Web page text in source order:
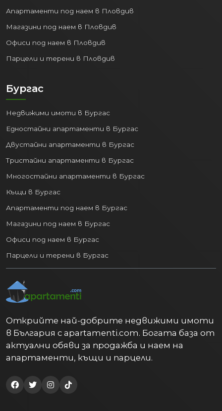
Апартаменти под наем в Пловдив
Магазини под наем в Пловдив
Офиси под наем в Пловдив
Парцели и терени в Пловдив
Бургас
Недвижими имоти в Бургас
Едностайни апартаменти в Бургас
Двустайни апартаменти в Бургас
Тристайни апартаменти в Бургас
Многостайни апартаменти в Бургас
Къщи в Бургас
Апартаменти под наем в Бургас
Магазини под наем в Бургас
Офиси под наем в Бургас
Парцели и терени в Бургас
Открийте най-добрите недвижими имоти
в България с apartamenti.com. Богата база от
актуални обяви за продажба и наем на
апартаменти, къщи и парцели.